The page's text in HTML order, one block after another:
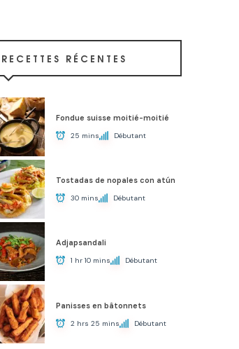
RECETTES RÉCENTES
Fondue suisse moitié-moitié
25 mins Débutant
Tostadas de nopales con atún
30 mins Débutant
Adjapsandali
1 hr 10 mins Débutant
Panisses en bâtonnets
2 hrs 25 mins Débutant